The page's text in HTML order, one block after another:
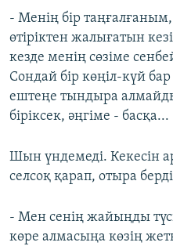
- Менің бір
өтіріктен жалығатын
кезде менің сөзіме
Сондай бір көңіл-күй
ештеңе тындыра
біріксек, әңгіме - басқа...
Шын үндемеді. Кекесін
селсоқ қарап, отыра
- Мен сенің жайыңды
көре алмасыңа көзің